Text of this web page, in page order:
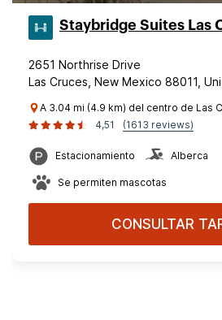
Staybridge Suites Las
2651 Northrise Drive
Las Cruces, New Mexico 88011,
A 3.04 mi (4.9 km) del centro de Las
4,51
(1613 reviews)
Estacionamiento Alberca
Se permiten mascotas
CONSULTAR